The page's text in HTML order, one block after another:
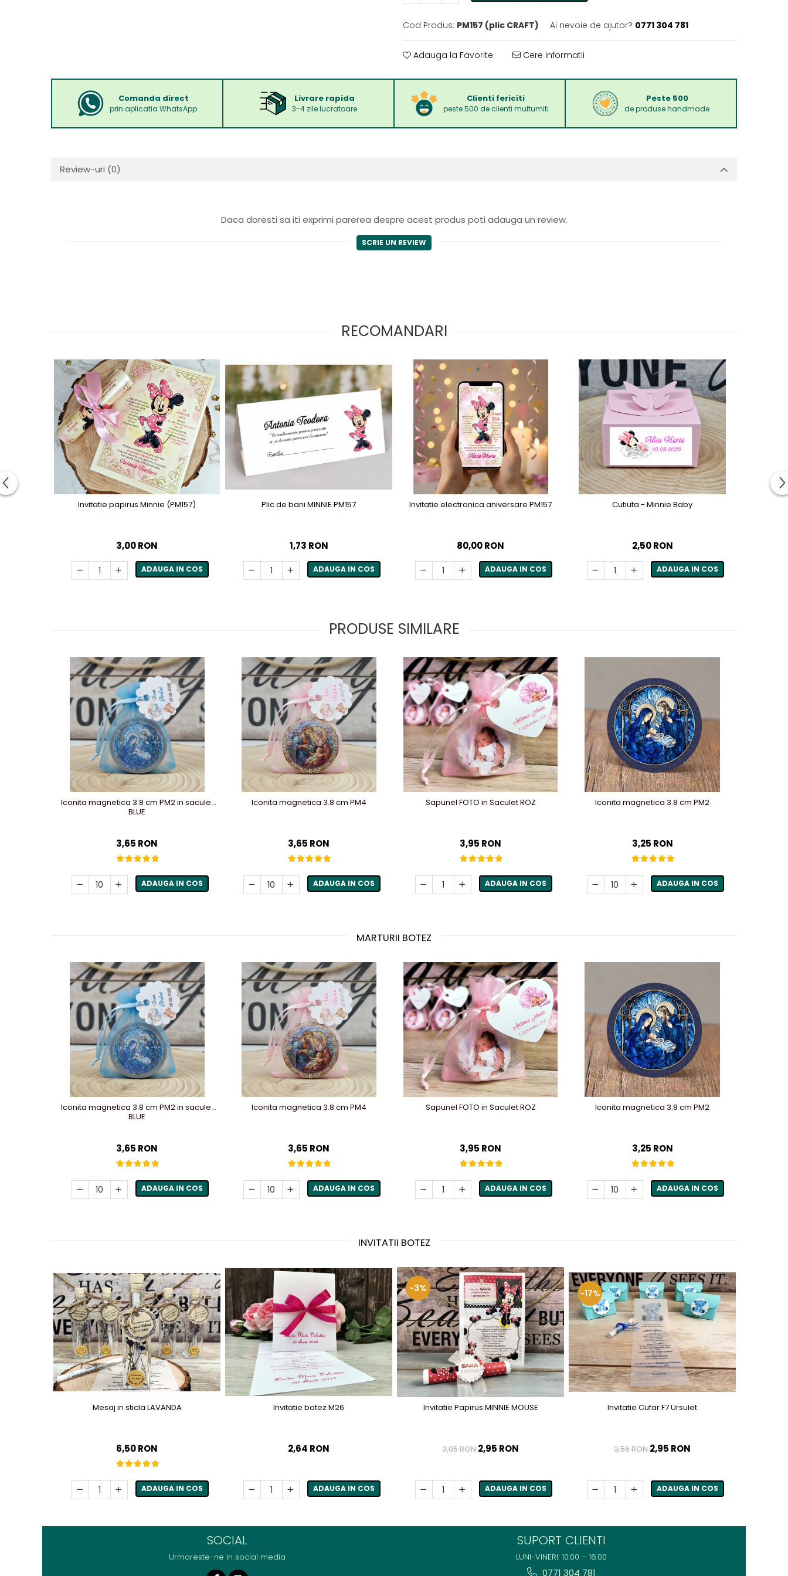
Cod Produs: PM157 (plic CRAFT) Ai nevoie de ajutor? 0771 304 781
Adauga la Favorite Cere informatii
Comanda direct
prin aplicatia WhatsApp
Livrare rapida
3-4 zile lucratoare
Clienti fericiti
peste 500 de clienti multumiti
Peste 500
de produse handmade
Review-uri (0)
Daca doresti sa iti exprimi parerea despre acest produs poti adauga un review.
SCRIE UN REVIEW
RECOMANDARI
Invitatie papirus Minnie (PM157)
3,00 RON
ADAUGA IN COS
Plic de bani MINNIE PM157
1,73 RON
ADAUGA IN COS
Invitatie electronica aniversare PM157
80,00 RON
ADAUGA IN COS
Cutiuta - Minnie Baby
2,50 RON
ADAUGA IN COS
PRODUSE SIMILARE
Iconita magnetica 3.8 cm PM2 in saculet
BLUE
3,65 RON
ADAUGA IN COS
Iconita magnetica 3.8 cm PM4
3,65 RON
ADAUGA IN COS
Sapunel FOTO in Saculet ROZ
3,95 RON
ADAUGA IN COS
Iconita magnetica 3.8 cm PM2
3,25 RON
ADAUGA IN COS
MARTURII BOTEZ
Iconita magnetica 3.8 cm PM2 in saculet
BLUE
3,65 RON
ADAUGA IN COS
Iconita magnetica 3.8 cm PM4
3,65 RON
ADAUGA IN COS
Sapunel FOTO in Saculet ROZ
3,95 RON
ADAUGA IN COS
Iconita magnetica 3.8 cm PM2
3,25 RON
ADAUGA IN COS
INVITATII BOTEZ
Mesaj in sticla LAVANDA
6,50 RON
ADAUGA IN COS
Invitatie botez M26
2,64 RON
ADAUGA IN COS
-3%
Invitatie Papirus MINNIE MOUSE
3,05 RON2,95 RON
ADAUGA IN COS
-17%
Invitatie Cufar F7 Ursulet
3,56 RON2,95 RON
ADAUGA IN COS
SOCIAL
Urmareste-ne in social media
SUPORT CLIENTI
LUNI-VINERI: 10:00 – 16:00
0771 304 781